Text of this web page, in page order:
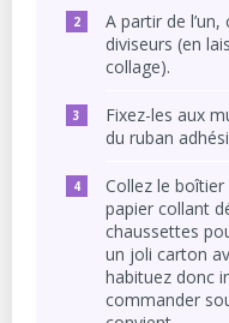
A partir de
diviseurs (en
collage).
Fixez-les aux
du ruban
Collez le
papier collant
chaussettes
un joli carton
habituez donc
commander